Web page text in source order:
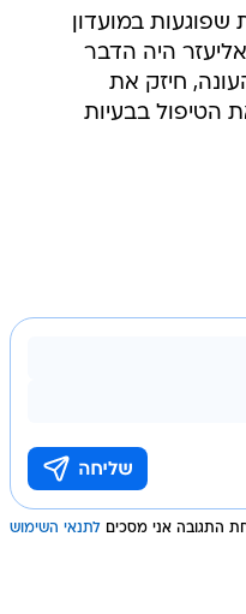
במועדון
ה-3:3 בקרית אליעזר היה הדבר
חיזק את
הטיפול בבעיות
התגובה אני מסכים לתנאי השימוש